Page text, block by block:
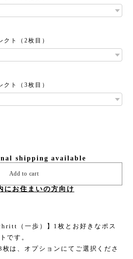
ト（2枚目）
ト（3枚目）
shipping available
Add to cart
にお住まいの方向け
（一歩）】1枚とお好きなポス
です。
は、オプションにてご選択くださ